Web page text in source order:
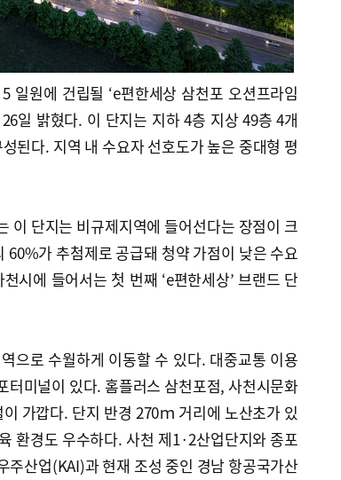
일원에 건립될 ‘e편한세상 삼천포 오션프라임
일 밝혔다. 이 단지는 지하 4층 지상 49층 4개
된다. 지역 내 수요자 선호도가 높은 중대형 평
이 단지는 비규제지역에 들어선다는 장점이 크
가 추첨제로 공급돼 청약 가점이 낮은 수요
시에 들어서는 첫 번째 ‘e편한세상’ 브랜드 단
으로 수월하게 이동할 수 있다. 대중교통 이용
터미널이 있다. 홈플러스 삼천포점, 사천시문화
가깝다. 단지 반경 270ｍ 거리에 노산초가 있
환경도 우수하다. 사천 제1·2산업단지와 종포
주산업(KAI)과 현재 조성 중인 경남 항공국가산